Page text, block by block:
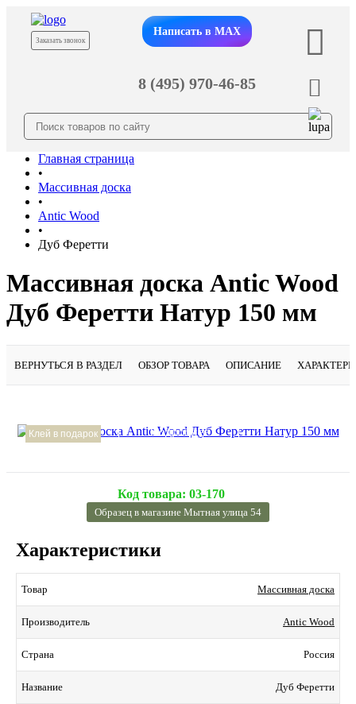
Заказать звонок
Написать в MAX
8 (495) 970-46-85
Главная страница
•
Массивная доска
•
Antic Wood
•
Дуб Феретти
Массивная доска Antic Wood
Дуб Феретти Натур 150 мм
ВЕРНУТЬСЯ В РАЗДЕЛ ОБЗОР ТОВАРА ОПИСАНИЕ
Клей в подарок Подробнее
Код товара: 03-170
Образец в магазине Мытная улица 54
Характеристики
Товар Массивная доска
Производитель Antic Wood
Страна Россия
Название Дуб Феретти